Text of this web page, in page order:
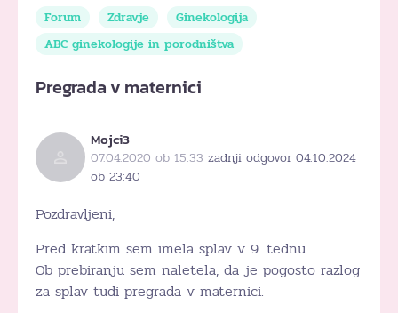
Forum Zdravje
Ginekologija
ABC ginekologije in porodništva
Pregrada v maternici
Mojci3
07.04.2020 ob 15:33 zadnji odgovor 04.10.2024
ob 23:40
Pozdravljeni,
Pred kratkim sem imela splav v 9. tednu.
Ob prebiranju sem naletela, da je pogosto razlog
za splav tudi pregrada v maternici.